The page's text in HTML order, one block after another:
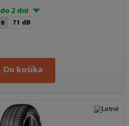
2 dní
B 71 dB
Do košíka